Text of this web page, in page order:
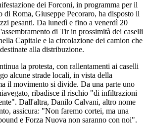
dei Forconi, in programma per il
di Roma, Giuseppe Pecoraro, ha disposto il
pesanti. Da lunedì e fino a venerdì 20
di Tir in prossimità dei caselli
Capitale e la circolazione dei camion che
alla distribuzione.
la protesta, con rallentamenti ai caselli
alcune strade locali, in vista della
il movimento si divide. Da una parte uno
ribadisce il rischio "di infiltrazioni
Dall'altra, Danilo Calvani, altro nome
assicura: "Non faremo cortei, ma una
e Forza Nuova non saranno con noi".